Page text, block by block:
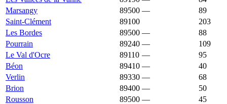
Marsangy
89500 —
89
Saint-Clément
89100
203
Les Bordes
89500 —
88
Pourrain
89240 —
109
Le Val d'Ocre
89110 —
95
Béon
89410 —
40
Verlin
89330 —
68
Brion
89400 —
50
Rousson
89500 —
45